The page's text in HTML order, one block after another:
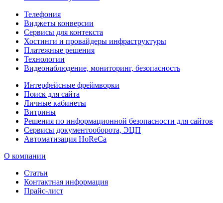
Телефония
Виджеты конверсии
Сервисы для контекста
Хостинги и провайдеры инфраструктуры
Платежные решения
Технологии
Видеонаблюдение, мониторинг, безопасность
Интерфейсные фреймворки
Поиск для сайта
Личные кабинеты
Витрины
Решения по информационной безопасности для сайтов
Сервисы документооборота, ЭЦП
Автоматизация HoReCa
О компании
Статьи
Контактная информация
Прайс-лист